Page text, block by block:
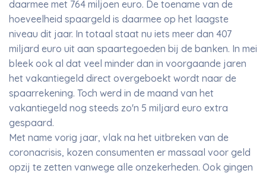
daarmee met 764 miljoen euro. De toename van de
hoeveelheid spaargeld is daarmee op het laagste
niveau dit jaar. In totaal staat nu iets meer dan 407
miljard euro uit aan spaartegoeden bij de banken. In mei
bleek ook al dat veel minder dan in voorgaande jaren
het vakantiegeld direct overgeboekt wordt naar de
spaarrekening. Toch werd in de maand van het
vakantiegeld nog steeds zo'n 5 miljard euro extra
gespaard.
Met name vorig jaar, vlak na het uitbreken van de
coronacrisis, kozen consumenten er massaal voor geld
opzij te zetten vanwege alle onzekerheden. Ook gingen